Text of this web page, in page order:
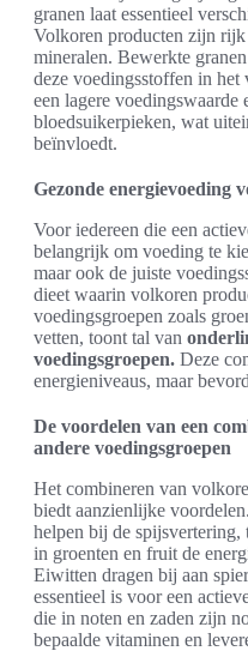
granen laat essentieel
Volkoren producten zijn rijk
mineralen. Bewerkte
deze voedingsstoffen in
een lagere voedingswaarde
bloedsuikerpieken, wat
beïnvloedt.
Gezonde energievoeding
Voor iedereen die een
belangrijk om voeding te
maar ook de juiste
dieet waarin volkoren
voedingsgroepen zoals
vetten, toont tal van
voedingsgroepen. Deze
energieniveaus, maar
De voordelen van een
andere voedingsgroepen
Het combineren van
biedt aanzienlijke
helpen bij de
in groenten en fruit de
Eiwitten dragen bij aan
essentieel is voor een
die in noten en zaden zijn
bepaalde vitaminen en